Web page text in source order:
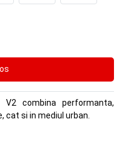
V2 combina performanta,
si in mediul urban.